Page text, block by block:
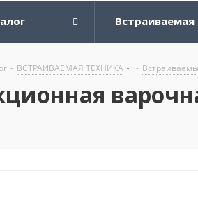
Встраиваемая
- ВСТРАИВАЕМАЯ ТЕХНИКА -